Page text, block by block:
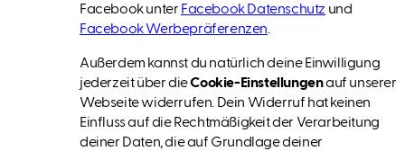
Facebook unter Facebook Datenschutz und
Facebook Werbepräferenzen.
Außerdem kannst du natürlich deine Einwilligung
jederzeit über dieCookie-Einstellungenauf unserer
Webseite widerrufen. Dein Widerruf hat keinen
Einfluss auf die Rechtmäßigkeit der Verarbeitung
deiner Daten, die auf Grundlage deiner